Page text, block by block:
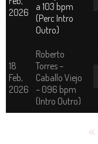
2026
a 103 bpm
(Perc Intro
Outro)
18
Feb,
2026
Roberto
Torres –
Caballo Viejo
– 096 bpm
(Intro Outro)